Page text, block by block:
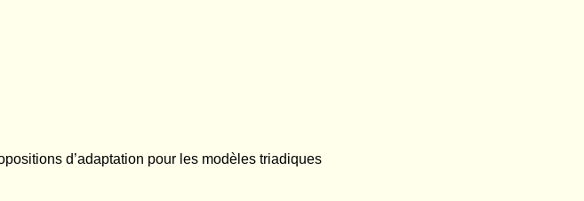
d’adaptation pour les modèles triadiques